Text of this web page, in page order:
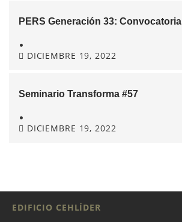
PERS Generación 33: Convocatoria
•
DICIEMBRE 19, 2022
Seminario Transforma #57
•
DICIEMBRE 19, 2022
EDIFICIO CEHLÍDER